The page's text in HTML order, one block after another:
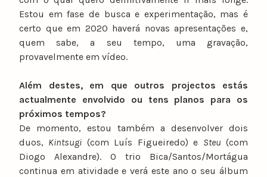
Estou em fase de busca e experimentação, mas é
certo que em 2020 haverá novas apresentações e,
quem sabe, a seu tempo, uma gravação,
provavelmente em vídeo.
Além destes, em que outros projectos estás
actualmente envolvido ou tens planos para os
próximos tempos?
De momento, estou também a desenvolver dois
duos, Kintsugi (com Luís Figueiredo) e Steu (com
Diogo Alexandre). O trio Bica/Santos/Mortágua
continua em atividade e verá este ano o seu álbum